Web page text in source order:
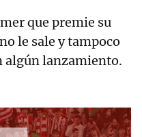
que premie su
le sale y tampoco
algún lanzamiento.